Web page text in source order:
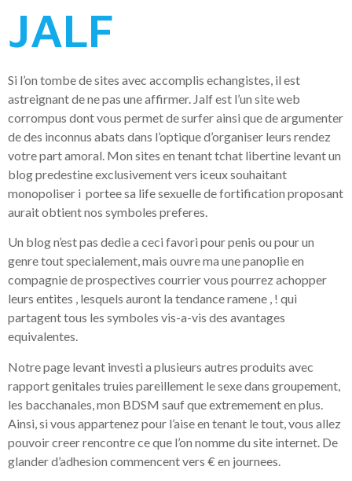
JALF
Si l’on tombe de sites avec accomplis echangistes, il est
astreignant de ne pas une affirmer. Jalf est l’un site web
corrompus dont vous permet de surfer ainsi que de argumenter
de des inconnus abats dans l’optique d’organiser leurs rendez
votre part amoral. Mon sites en tenant tchat libertine levant un
blog predestine exclusivement vers iceux souhaitant
monopoliser i portee sa life sexuelle de fortification proposant
aurait obtient nos symboles preferes.
Un blog n’est pas dedie a ceci favori pour penis ou pour un
genre tout specialement, mais ouvre ma une panoplie en
compagnie de prospectives courrier vous pourrez achopper
leurs entites , lesquels auront la tendance ramene , ! qui
partagent tous les symboles vis-a-vis des avantages
equivalentes.
Notre page levant investi a plusieurs autres produits avec
rapport genitales truies pareillement le sexe dans groupement,
les bacchanales, mon BDSM sauf que extremement en plus.
Ainsi, si vous appartenez pour l’aise en tenant le tout, vous allez
pouvoir creer rencontre ce que l’on nomme du site internet. De
glander d’adhesion commencent vers € en journees.